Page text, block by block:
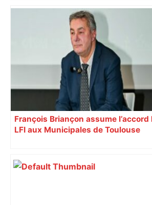
"C’est l’une des plus fortes
fréquentations du circuit" : Toulouse
est-elle la capitale du poker amateur
François Briançon assume l’accord
LFI aux Municipales de Toulouse